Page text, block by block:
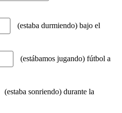
(estaba durmiendo) bajo el
(estábamos jugando) fútbol a
(estaba sonriendo) durante la